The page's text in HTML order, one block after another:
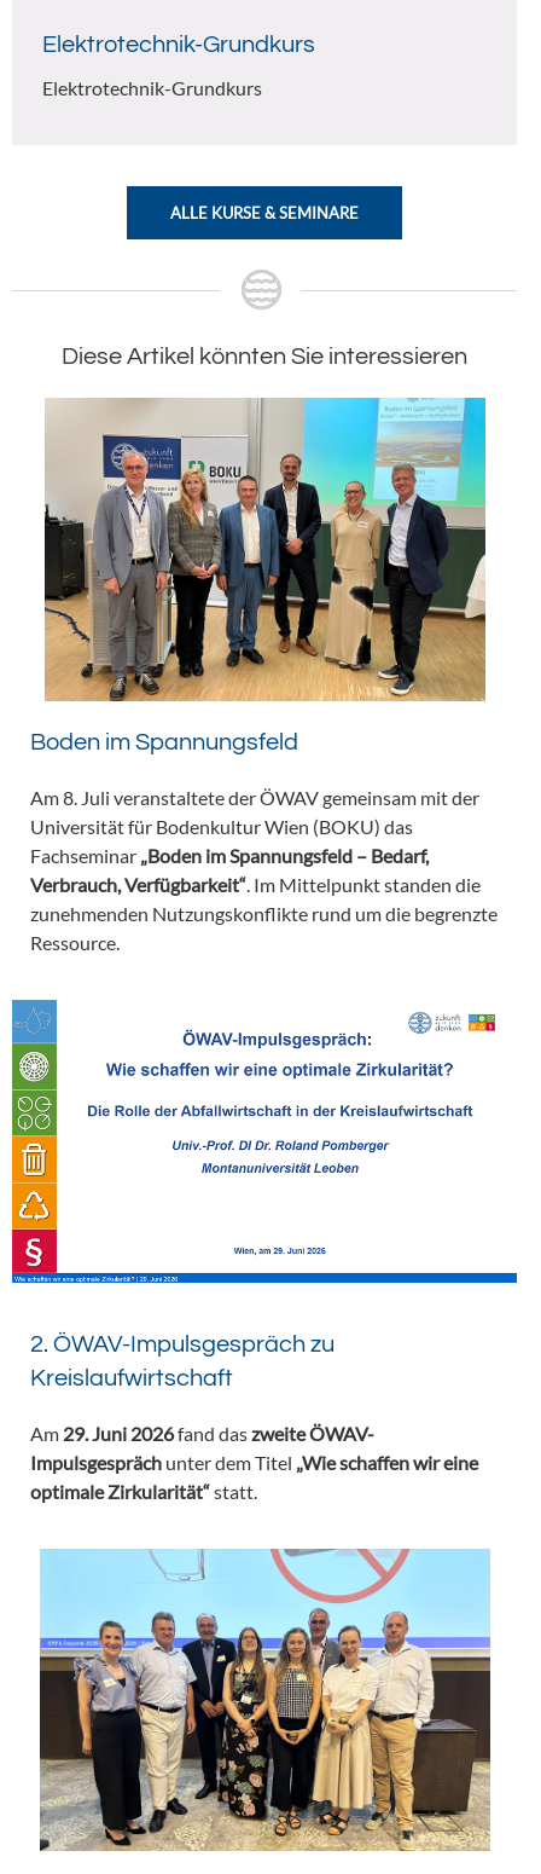
Elektrotechnik-Grundkurs
Elektrotechnik-Grundkurs
ALLE KURSE & SEMINARE
Diese Artikel könnten Sie interessieren
Boden im Spannungsfeld
Am 8. Juli veranstaltete der ÖWAV gemeinsam mit der
Universität für Bodenkultur Wien (BOKU) das
Fachseminar „Boden im Spannungsfeld – Bedarf,
Verbrauch, Verfügbarkeit“ . Im Mittelpunkt standen die
zunehmenden Nutzungskonflikte rund um die begrenzte
Ressource.
2. ÖWAV-Impulsgespräch zu
Kreislaufwirtschaft
Am 29. Juni 2026fand daszweite ÖWAV-
Impulsgespräch unter dem Titel „Wie schaffen wir eine
optimale Zirkularität“statt.